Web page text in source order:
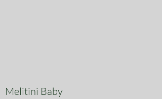
Melitini Baby